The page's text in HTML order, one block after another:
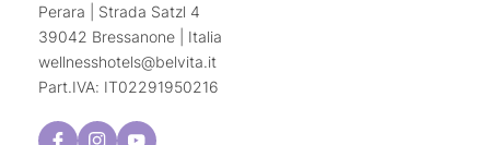
Perara | Strada Satzl 4
39042 Bressanone | Italia
wellnesshotels@belvita.it
Part.IVA: IT02291950216